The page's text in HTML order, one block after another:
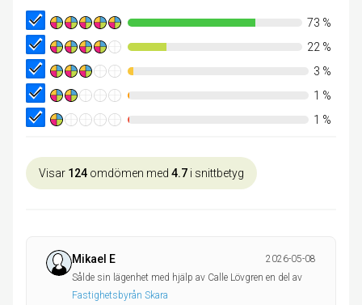
73 %
22%
3 %
1 %
1 %
Visar 124 omdömen med 4.7 i snittbetyg
Mikael E
2026-05-08
Sålde sin lägenhet med hjälp av Calle Lövgren en del av
Fastighetsbyrån Skara